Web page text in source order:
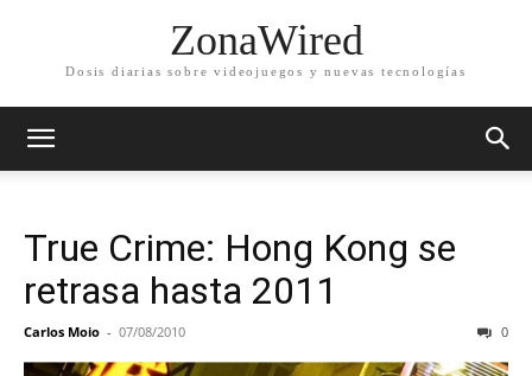
ZonaWired
Dosis diarias sobre videojuegos y nuevas tecnologías
True Crime: Hong Kong se
retrasa hasta 2011
Carlos Moio - 07/08/2010 0